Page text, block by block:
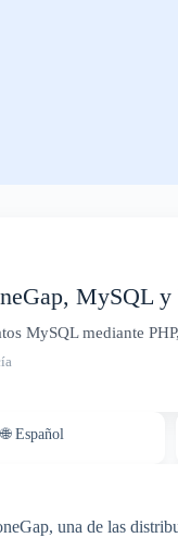
MySQL y
MySQL mediante
🌐 Español
una de las